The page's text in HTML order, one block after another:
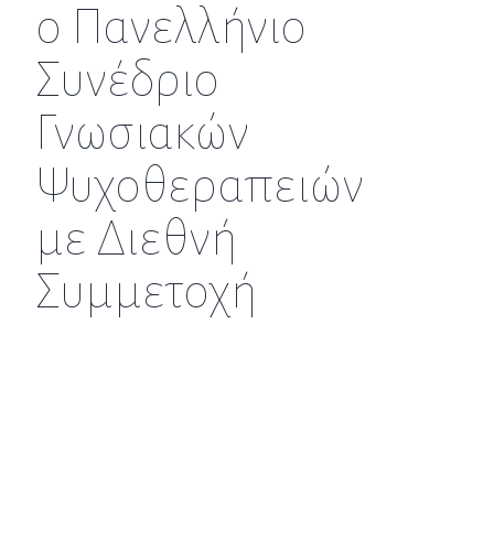
ο Πανελλήνιο
Συνέδριο
Γνωσιακών
Ψυχοθεραπειών
με Διεθνή
Συμμετοχή